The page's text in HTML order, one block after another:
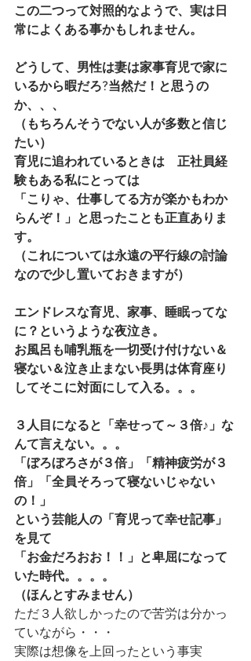
この二つって対照的なようで、実は日
常によくある事かもしれません。
どうして、男性は妻は家事育児で家に
いるから暇だろ?当然だ！と思うの
か、、、
（もちろんそうでない人が多数と信じ
たい）
育児に追われているときは　正社員経
験もある私にとっては
「こりゃ、仕事してる方が楽かもわか
らんぞ！」と思ったことも正直ありま
す。
（これについては永遠の平行線の討論
なので少し置いておきますが）
エンドレスな育児、家事、睡眠ってな
に？というような夜泣き。
お風呂も哺乳瓶を一切受け付けない＆
寝ない＆泣き止まない長男は体育座り
してそこに対面にして入る。。。
３人目になると「幸せって～３倍♪」な
んて言えない。。。
「ぼろぼろさが３倍」「精神疲労が３
倍」「全員そろって寝ないじゃない
の！」
という芸能人の「育児って幸せ記事」
を見て
「お金だろおお！！」と卑屈になって
いた時代。。。。
（ほんとすみません）
ただ３人欲しかったので苦労は分かっ
ていながら・・・
実際は想像を上回ったという事実